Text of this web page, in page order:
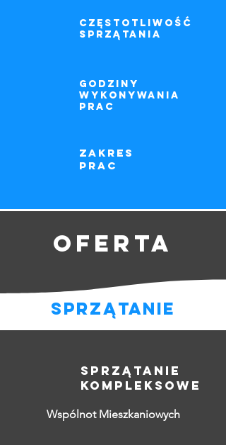
częstotliwość
sprzątania
godziny
wykonywania
prac
zakres
prac
OFERTA
sprzątanie
sprzątanie
kompleksowe
Wspólnot Mieszkaniowych​